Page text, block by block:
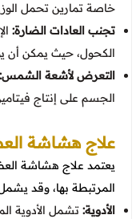
خاصة تمارين تحمل
تجنب العادات الضارة:
الكحول، حيث يمكن أن
التعرض لأشعة الشمس:
الجسم على إنتاج
علاج هشاشة
يعتمد علاج هشاشة
المرتبطة بها، وقد يشمل:
الأدوية:تشمل الأدوية